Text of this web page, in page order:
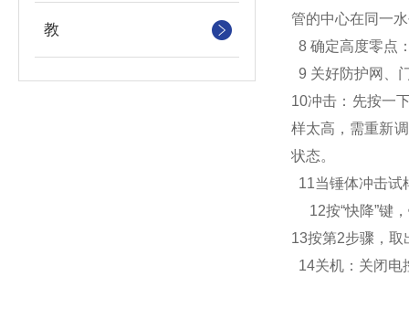
教
管的中心在同一
8 确定高度零点
9 关好防护网、
10冲击：先按一
样太高，需重新
状态。
11当锤体冲击试
12按“快降”键
13按第2步骤，
14关机：关闭电